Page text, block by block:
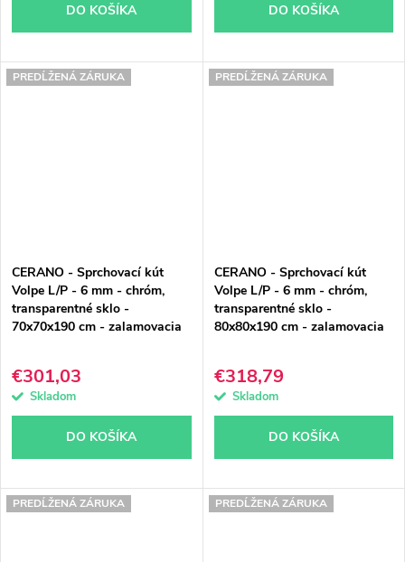
DO KOŠÍKA DO KOŠÍKA
PREDĹŽENÁ ZÁRUKA
CERANO - Sprchovací kút
Volpe L/P - 6 mm - chróm,
transparentné sklo -
70x70x190 cm - zalamovacia
€301,03
Skladom
DO KOŠÍKA
PREDĹŽENÁ ZÁRUKA
CERANO - Sprchovací kút
Volpe L/P - 6 mm - chróm,
transparentné sklo -
80x80x190 cm - zalamovacia
€318,79
Skladom
DO KOŠÍKA
PREDĹŽENÁ ZÁRUKA PREDĹŽENÁ ZÁRUKA